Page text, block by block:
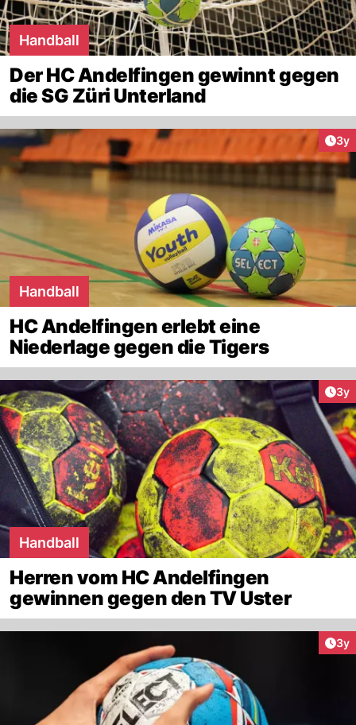
Handball
Der HC Andelfingen gewinnt gegen
die SG Züri Unterland
3y
Handball
HC Andelfingen erlebt eine
Niederlage gegen die Tigers
3y
Handball
Herren vom HC Andelfingen
gewinnen gegen den TV Uster
3y